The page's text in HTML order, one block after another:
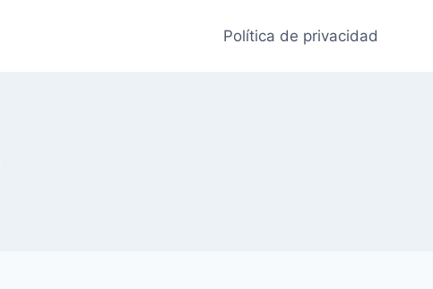
Política de privacidad